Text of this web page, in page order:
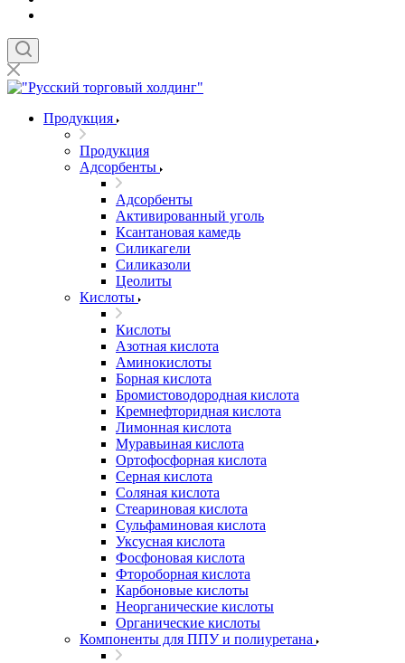
Продукция
Продукция
Адсорбенты
Адсорбенты
Активированный уголь
Ксантановая камедь
Силикагели
Силиказоли
Цеолиты
Кислоты
Кислоты
Азотная кислота
Аминокислоты
Борная кислота
Бромистоводородная кислота
Кремнефторидная кислота
Лимонная кислота
Муравьиная кислота
Ортофосфорная кислота
Серная кислота
Соляная кислота
Стеариновая кислота
Сульфаминовая кислота
Уксусная кислота
Фосфоновая кислота
Фтороборная кислота
Карбоновые кислоты
Неорганические кислоты
Органические кислоты
Компоненты для ППУ и полиуретана